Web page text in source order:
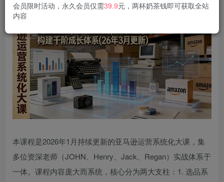
本课程是2026年1月持续更新的亚马逊运营系统化大课，集
多位资深老师（JOHN、Henry、Jack、Regan）实战体系于
一体。课程内容庞大而系统，核心分为两大支柱：1. 选品系
会员限时活动，永久会员仅需39.9元，两杯奶茶钱即可获取全站
内容